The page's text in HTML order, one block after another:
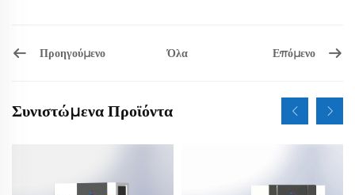
Προηγούμενο Όλα Επόμενο
Συνιστώμενα Προϊόντα